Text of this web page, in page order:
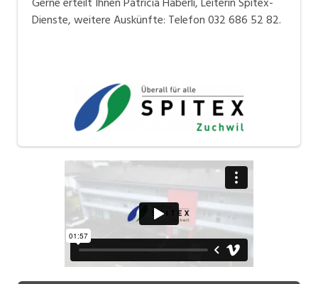
Dienste, weitere Auskünfte: Telefon 032 686 52 82.